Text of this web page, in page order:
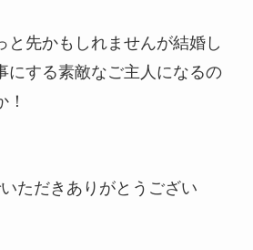
と先かもしれませんが結婚し
にする素敵なご主人になるの
ただきありがとうござい